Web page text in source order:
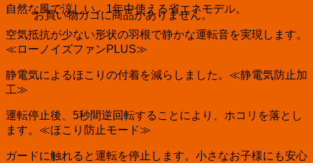
お買い物カゴに商品がありません。
自然な風で涼しい。1年中使える省エネモデル。
空気抵抗が少ない形状の羽根で静かな運転音を実現します。
≪ローノイズファンPLUS≫
静電気によるほこりの付着を減らしました。≪静電気防止加
工≫
運転停止後、5秒間逆回転することにより、ホコリを落とし
ます。≪ほこり防止モード≫
ガードに触れると運転を停止します。小さなお子様にも安心